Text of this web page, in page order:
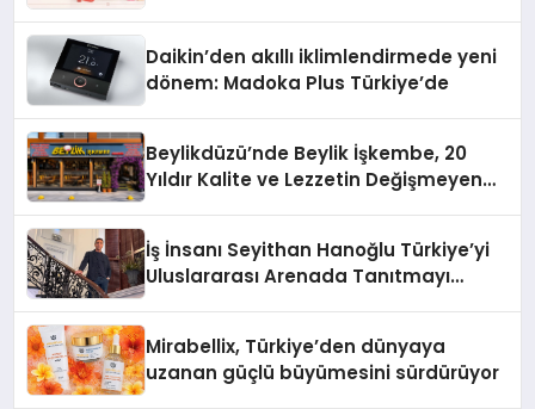
Daikin’den akıllı iklimlendirmede yeni
dönem: Madoka Plus Türkiye’de
Beylikdüzü’nde Beylik İşkembe, 20
Yıldır Kalite ve Lezzetin Değişmeyen
İş İnsanı Seyithan Hanoğlu Türkiye’yi
Uluslararası Arenada Tanıtmayı
Mirabellix, Türkiye’den dünyaya
uzanan güçlü büyümesini sürdürüyor